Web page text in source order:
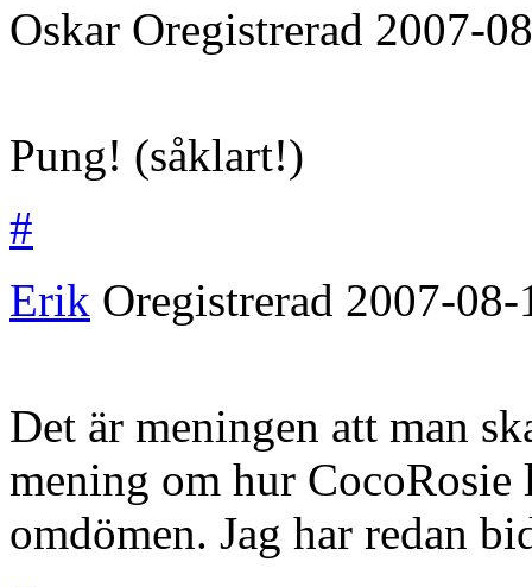
Oskar Oregistrerad 2007-
Pung! (såklart!)
#
Erik Oregistrerad 2007-08-
Det är meningen att man
mening om hur CocoRosie
omdömen. Jag har redan